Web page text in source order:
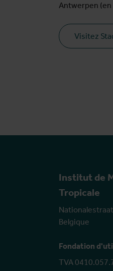
Antwerpen (en
Visitez
Institut de
Tropicale
Belgique
Fondation
TVA